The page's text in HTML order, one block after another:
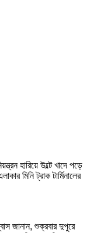
হারিয়ে উল্টে খাদে পড়ে
মিনি ট্রাক টার্মিনালের
জানান, শুক্রবার দুপুরে